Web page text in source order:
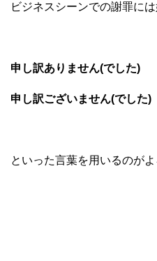
ビジネスシーンでの謝罪には
申し訳ありません(でした)
申し訳ございません(でした)
といった言葉を用いるのがよ